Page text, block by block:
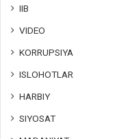
IIB
VIDEO
KORRUPSIYA
ISLOHOTLAR
HARBIY
SIYOSAT